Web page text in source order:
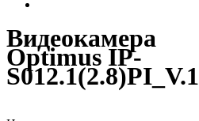
Видеокамера
Optimus IP-
S012.1(2.8)PI_V.1